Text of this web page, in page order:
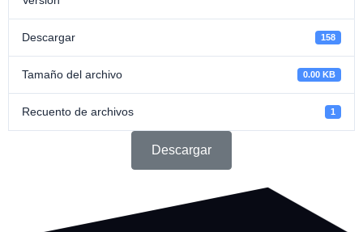
Descargar 158
Tamaño del archivo 0.00 KB
Recuento de archivos 1
Descargar